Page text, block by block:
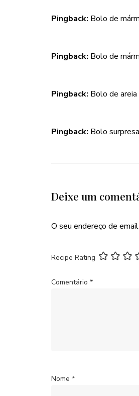
Pingback: Bolo de
Pingback: Bolo de
Pingback: Bolo de
Pingback: Bolo
Deixe um
O seu endereço de
Recipe Rating
Comentário *
Nome *